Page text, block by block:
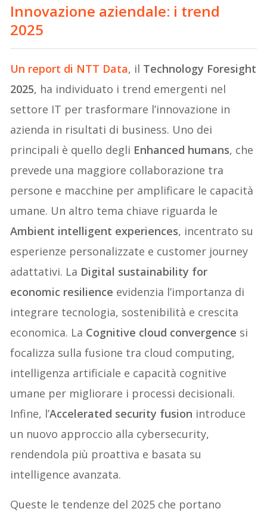
Innovazione aziendale: i trend
2025
Un report di NTT Data, il Technology Foresight
2025, ha individuato i trend emergenti nel
settore IT per trasformare l’innovazione in
azienda in risultati di business. Uno dei
principali è quello degli Enhanced humans, che
prevede una maggiore collaborazione tra
persone e macchine per amplificare le capacità
umane. Un altro tema chiave riguarda le
Ambient intelligent experiences, incentrato su
esperienze personalizzate e customer journey
adattativi. La Digital sustainability for
economic resilience evidenzia l’importanza di
integrare tecnologia, sostenibilità e crescita
economica. La Cognitive cloud convergence si
focalizza sulla fusione tra cloud computing,
intelligenza artificiale e capacità cognitive
umane per migliorare i processi decisionali.
Infine, l’Accelerated security fusion introduce
un nuovo approccio alla cybersecurity,
rendendola più proattiva e basata su
intelligence avanzata.
Queste le tendenze del 2025 che portano